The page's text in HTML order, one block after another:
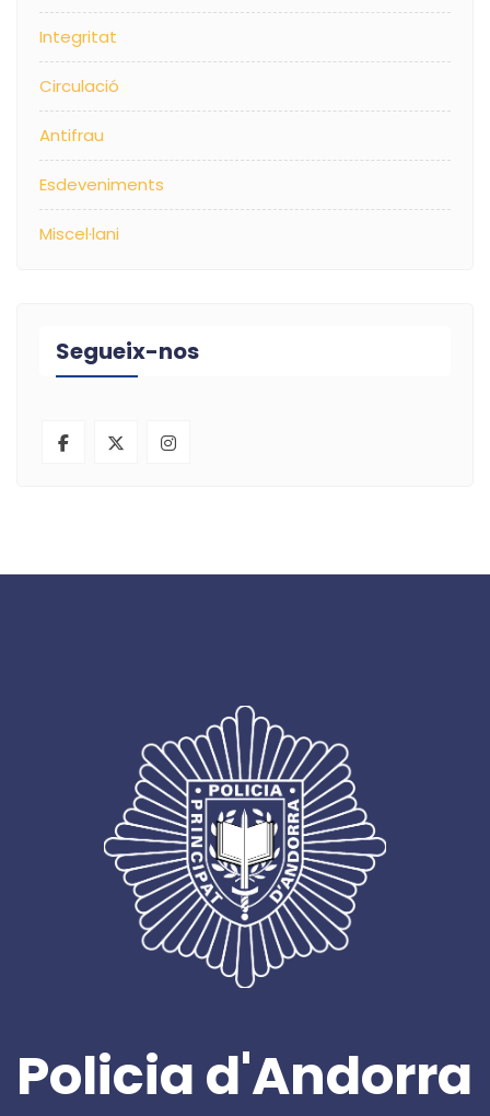
Integritat
Circulació
Antifrau
Esdeveniments
Miscel·lani
Segueix-nos
Policia d'Andorra